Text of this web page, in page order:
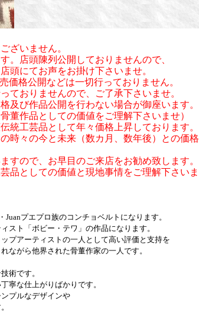
ざいません。
。店頭陳列公開しておりませんので、
頭にてお声をお掛け下さいませ。
価格公開などは一切行っておりません。
ておりませんので、ご了承下さいませ。
及び作品公開を行わない場合が御座います。
董作品としての価値をご理解下さいませ）
統工芸品として年々価格上昇しております。
時々の今と未来（数カ月、数年後）との価格
すので、お早目のご来店をお勧め致します。
品としての価値と現地事情をご理解下さいま
プエプロ族のコンチョベルトになります。
スト「ボビー・テワ」の作品になります。
プアーティストの一人として高い評価と支持を
ながら他界された骨董作家の一人です。
術です。
寧な仕上がりばかりです。
プルなデザインや